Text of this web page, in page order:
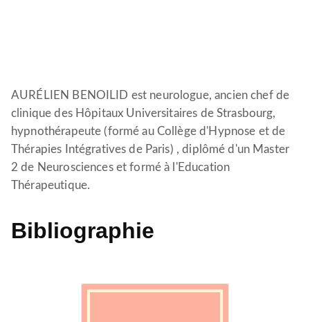
AURÉLIEN BENOILID est neurologue, ancien chef de
clinique des Hôpitaux Universitaires de Strasbourg,
hypnothérapeute (formé au Collège d'Hypnose et de
Thérapies Intégratives de Paris) , diplômé d'un Master
2 de Neurosciences et formé à l'Education
Thérapeutique.
Bibliographie